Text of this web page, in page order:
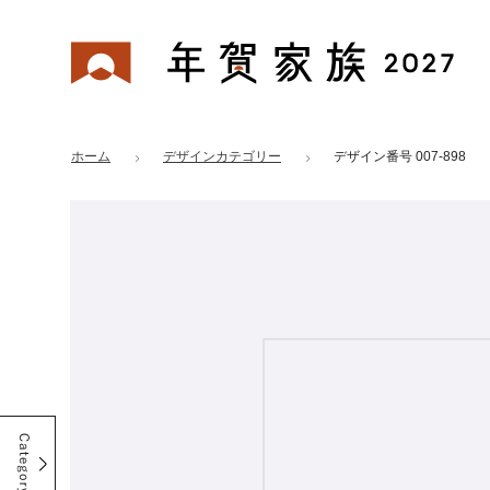
年賀家族 2027
ホーム デザインカテゴリー デザイン番号 007-898